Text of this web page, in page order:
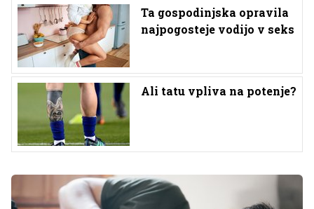
Ta gospodinjska opravila
najpogosteje vodijo v seks
Ali tatu vpliva na potenje?